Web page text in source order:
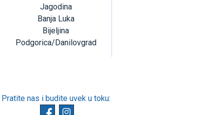
Jagodina
Banja Luka
Bijeljina
Podgorica/Danilovgrad
Pratite nas i budite uvek u toku: